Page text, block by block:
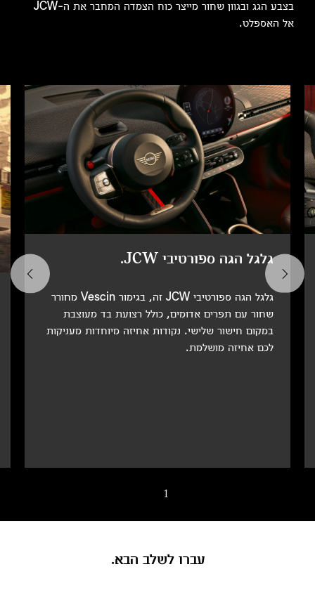
בצבע הגג ובגוון שחור מייצר כוח הצמדה המחבר את ה-JCW
אל האספלט.
גלגל הגה ספורטיבי JCW.
גלגל הגה ספורטיבי JCW זה, בגימור Vescin מחורר
שחור עם תפרים אדומים, כולל רצועת בד מעוצבת
במקום חישור שלישי. נקודות אחיזה מיוחדות מעניקות
לכם אחיזה מושלמת.
1
עברו לשלב הבא.